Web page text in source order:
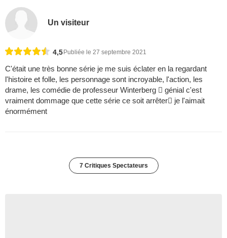
Un visiteur
4,5 Publiée le 27 septembre 2021
C'était une très bonne série je me suis éclater en la regardant
l'histoire et folle, les personnage sont incroyable, l'action, les
drame, les comédie de professeur Winterberg  génial c'est
vraiment dommage que cette série ce soit arrêter je l'aimait
énormément
7 Critiques Spectateurs